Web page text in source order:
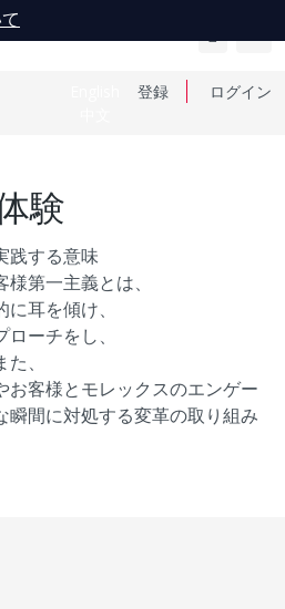
登録 ログイン
験
践する意味
第一主義とは、
耳を傾け、
ーチをし、
、
お客様とモレックスのエンゲー
瞬間に対処する変革の取り組み